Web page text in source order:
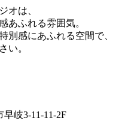
オは、
あふれる雰囲気。
別感にあふれる空間で、
い。
早岐3-11-11-2F